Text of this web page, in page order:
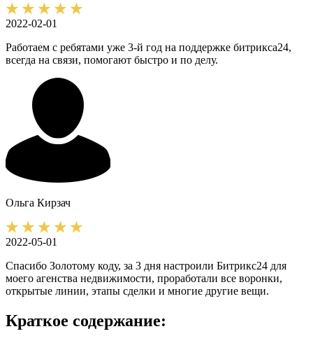
2022-02-01
Работаем с ребятами уже 3-й год на поддержке битрикса24,
всегда на связи, помогают быстро и по делу.
Ольга Кирзач
2022-05-01
Спасибо Золотому коду, за 3 дня настроили Битрикс24 для
моего агенства недвижимости, проработали все воронки,
открытые линии, этапы сделки и многие другие вещи.
Краткое содержание: